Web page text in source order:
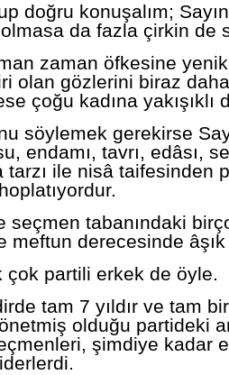
doğru konuşalım;
olmasa da fazla çirkin de
zaman öfkesine
olan gözlerini biraz daha
çoğu kadına yakışıklı
söylemek gerekirse
endamı, tavrı, edâsı,
tarzı ile nisâ taifesinden
seçmen tabanındaki
meftun derecesinde âşık
çok partili erkek de öyle.
tam 7 yıldır ve tam
olduğu partideki
şimdiye kadar